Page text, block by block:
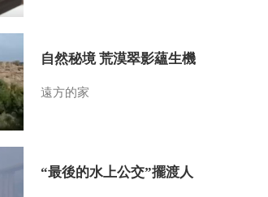
自然秘境 荒漠翠影蘊生機
遠方的家
“最後的水上公交”擺渡人